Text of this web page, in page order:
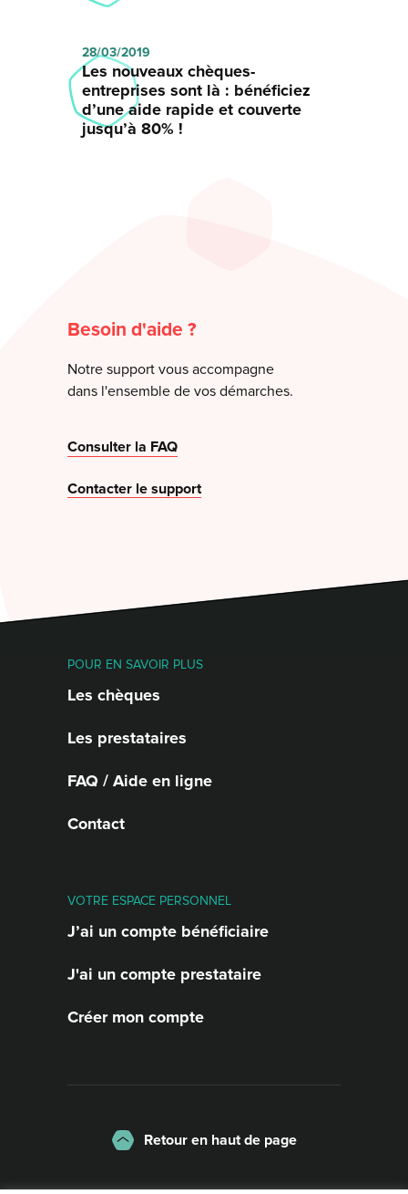
28/03/2019
Les nouveaux chèques-
entreprises sont là : bénéficiez
d’une aide rapide et couverte
jusqu’à 80% !
Besoin d'aide ?
Notre support vous accompagne
dans l'ensemble de vos démarches.
Consulter la FAQ
Contacter le support
POUR EN SAVOIR PLUS
Les chèques
Les prestataires
FAQ / Aide en ligne
Contact
VOTRE ESPACE PERSONNEL
J’ai un compte bénéficiaire
J'ai un compte prestataire
Créer mon compte
Retour en haut de page